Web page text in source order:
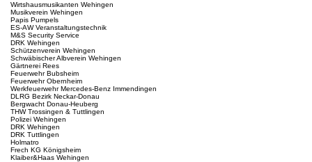
Wirtshausmusikanten Wehingen
Musikverein Wehingen
Papis Pumpels
ES-AW Veranstaltungstechnik
M&S Security Service
DRK Wehingen
Schützenverein Wehingen
Schwäbischer Albverein Wehingen
Gärtnerei Rees
Feuerwehr Bubsheim
Feuerwehr Obernheim
Werkfeuerwehr Mercedes-Benz Immendingen
DLRG Bezirk Neckar-Donau
Bergwacht Donau-Heuberg
THW Trossingen & Tuttlingen
Polizei Wehingen
DRK Wehingen
DRK Tuttlingen
Holmatro
Frech KG Königsheim
Klaiber&Haas Wehingen